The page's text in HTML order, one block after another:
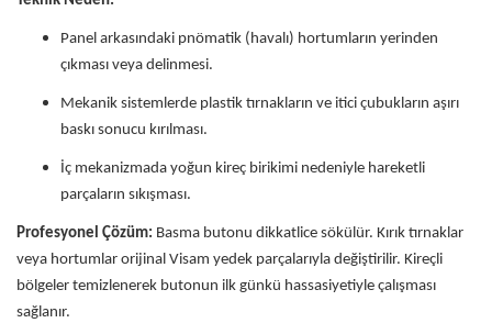
Panel arkasındaki pnömatik (havalı) hortumların yerinden
çıkması veya delinmesi.
Mekanik sistemlerde plastik tırnakların ve itici çubukların aşırı
baskı sonucu kırılması.
İç mekanizmada yoğun kireç birikimi nedeniyle hareketli
parçaların sıkışması.
Profesyonel Çözüm: Basma butonu dikkatlice sökülür. Kırık tırnaklar
veya hortumlar orijinal Visam yedek parçalarıyla değiştirilir. Kireçli
bölgeler temizlenerek butonun ilk günkü hassasiyetiyle çalışması
sağlanır.